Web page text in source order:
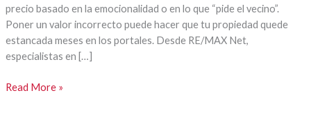
precio basado en la emocionalidad o en lo que “pide el vecino”.
Poner un valor incorrecto puede hacer que tu propiedad quede
estancada meses en los portales. Desde RE/MAX Net,
especialistas en […]
Read More »